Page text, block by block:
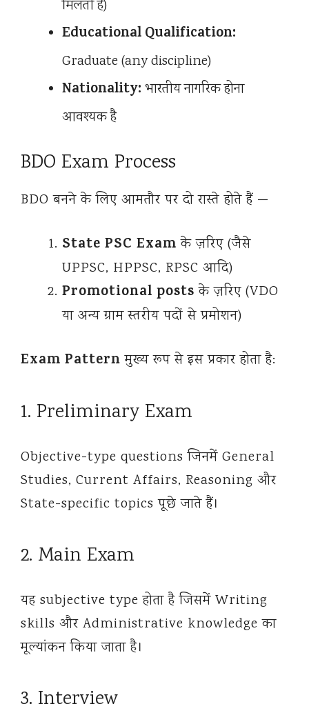
मिलती है)
Educational Qualification:
Graduate (any discipline)
Nationality: भारतीय नागरिक होना
आवश्यक है
BDO Exam Process
BDO बनने के लिए आमतौर पर दो रास्ते होते हैं —
State PSC Exam के ज़रिए (जैसे
UPPSC, HPPSC, RPSC आदि)
Promotional posts के ज़रिए (VDO
या अन्य ग्राम स्तरीय पदों से प्रमोशन)
Exam Pattern मुख्य रूप से इस प्रकार होता है:
1. Preliminary Exam
Objective-type questions जिनमें General
Studies, Current Affairs, Reasoning और
State-specific topics पूछे जाते हैं।
2. Main Exam
यह subjective type होता है जिसमें Writing
skills और Administrative knowledge का
मूल्यांकन किया जाता है।
3. Interview